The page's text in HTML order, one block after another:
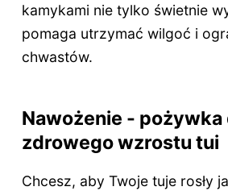
kamykami nie tylko świetnie
pomaga utrzymać wilgoć i
chwastów.
Nawożenie - pożywka
zdrowego wzrostu tui
Chcesz, aby Twoje tuje rosły